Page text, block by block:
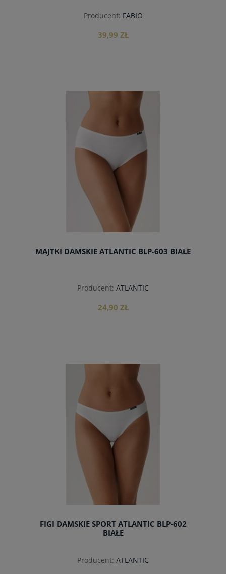
Producent: FABIO
39,99 ZŁ
MAJTKI DAMSKIE ATLANTIC BLP-603 BIAŁE
Producent: ATLANTIC
24,90 ZŁ
FIGI DAMSKIE SPORT ATLANTIC BLP-602
BIAŁE
Producent: ATLANTIC